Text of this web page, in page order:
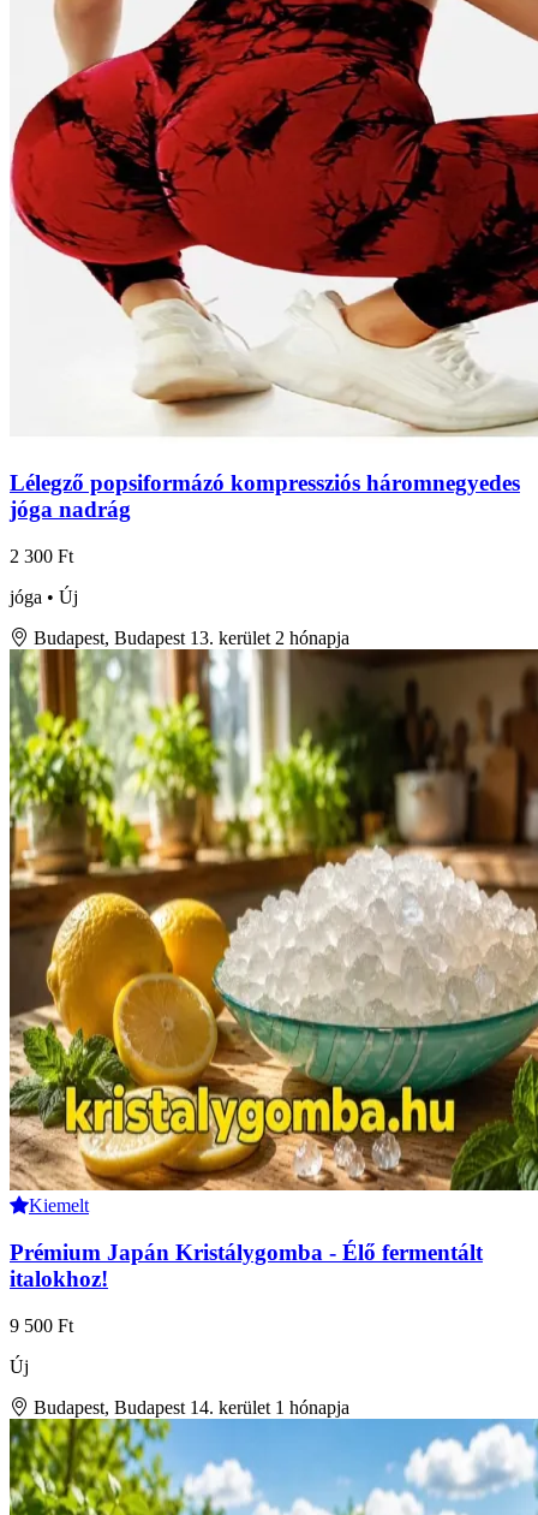
Lélegző popsiformázó kompressziós háromnegyedes
jóga nadrág
2 300 Ft
jóga • Új
Budapest, Budapest 13. kerület 2 hónapja
Kiemelt
Prémium Japán Kristálygomba - Élő fermentált
italokhoz!
9 500 Ft
Új
Budapest, Budapest 14. kerület 1 hónapja